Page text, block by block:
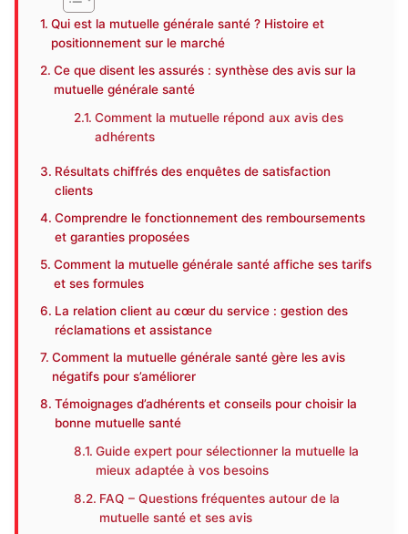
Qui est la mutuelle générale santé ? Histoire et
positionnement sur le marché
Ce que disent les assurés : synthèse des avis sur la
mutuelle générale santé
Comment la mutuelle répond aux avis des
adhérents
Résultats chiffrés des enquêtes de satisfaction
clients
Comprendre le fonctionnement des remboursements
et garanties proposées
Comment la mutuelle générale santé affiche ses tarifs
et ses formules
La relation client au cœur du service : gestion des
réclamations et assistance
Comment la mutuelle générale santé gère les avis
négatifs pour s’améliorer
Témoignages d’adhérents et conseils pour choisir la
bonne mutuelle santé
Guide expert pour sélectionner la mutuelle la
mieux adaptée à vos besoins
FAQ – Questions fréquentes autour de la
mutuelle santé et ses avis